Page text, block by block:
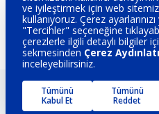
Zaman Aşımı
Sürdürülebilirlik Raporları
Satılık Araçlar ve Gayrimenkuller